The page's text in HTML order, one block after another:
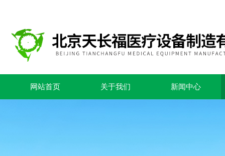
网站首页 关于我们 新闻中心